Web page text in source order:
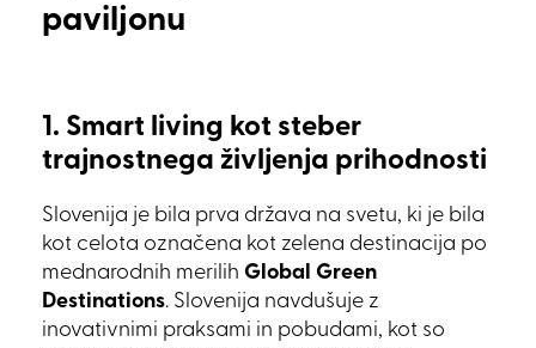
paviljonu
1. Smart living kot steber
trajnostnega življenja prihodnosti
Slovenija je bila prva država na svetu, ki je bila
kot celota označena kot zelena destinacija po
mednarodnih merilih Global Green
Destinations. Slovenija navdušuje z
inovativnimi praksami in pobudami, kot so